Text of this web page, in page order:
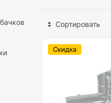
Сортировать
Скидка